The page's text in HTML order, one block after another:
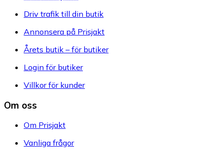
Driv trafik till din butik
Annonsera på Prisjakt
Årets butik – för butiker
Login för butiker
Villkor för kunder
Om oss
Om Prisjakt
Vanliga frågor